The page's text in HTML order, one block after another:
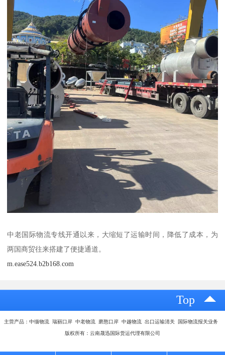
中老国际物流专线开通以来，大缩短了运输时间，降低了成本，为
两国商贸往来搭建了便捷通道。
m.ease524.b2b168.com
Top
主营产品：中缅物流 瑞丽口岸 中老物流 磨憨口岸 中越物流 出口运输清关 国际物流报关业务
版权所有：云南晟迅国际货运代理有限公司